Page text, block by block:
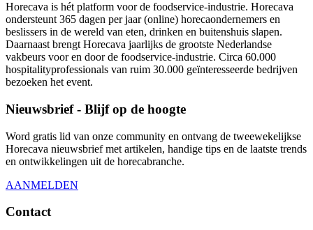
Horecava is hét platform voor de foodservice-industrie. Horecava
ondersteunt 365 dagen per jaar (online) horecaondernemers en
beslissers in de wereld van eten, drinken en buitenshuis slapen.
Daarnaast brengt Horecava jaarlijks de grootste Nederlandse
vakbeurs voor en door de foodservice-industrie. Circa 60.000
hospitalityprofessionals van ruim 30.000 geïnteresseerde bedrijven
bezoeken het event.
Nieuwsbrief - Blijf op de hoogte
Word gratis lid van onze community en ontvang de tweewekelijkse
Horecava nieuwsbrief met artikelen, handige tips en de laatste trends
en ontwikkelingen uit de horecabranche.
AANMELDEN
Contact